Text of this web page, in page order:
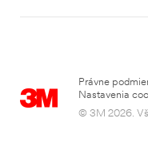
Právne
Nastavenia
© 3M 2026.